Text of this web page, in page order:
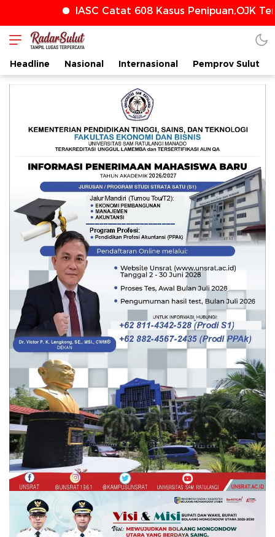
IASC Catat 608 Kasus Penipuan,OJK
radarsulut.com
Headline Nasional Internasional Pemprov Sulut